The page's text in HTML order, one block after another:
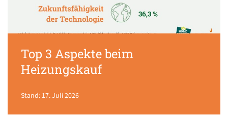
Top 3 Aspekte beim
Heizungskauf
Stand: 17. Juli 2026